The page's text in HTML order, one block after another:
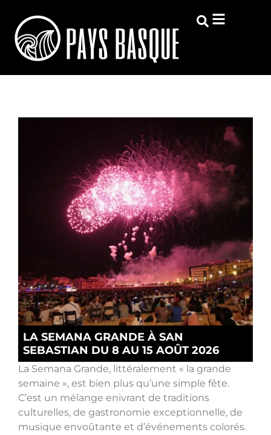
LA SEMANA GRANDE À SAN
SEBASTIAN DU 8 AU 15 AOÛT 2026
La Semana Grande, littéralement « la grande
semaine », est bien plus qu’une simple fête.
C’est un mélange enivrant de traditions
culturelles, de gastronomie exceptionnelle, de
musique envoûtante et d’événements colorés.